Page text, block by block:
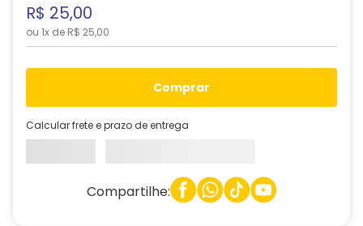
R$ 25,00
ou 1x de R$ 25,00
comprar
Calcular frete e prazo de entrega
Compartilhe: